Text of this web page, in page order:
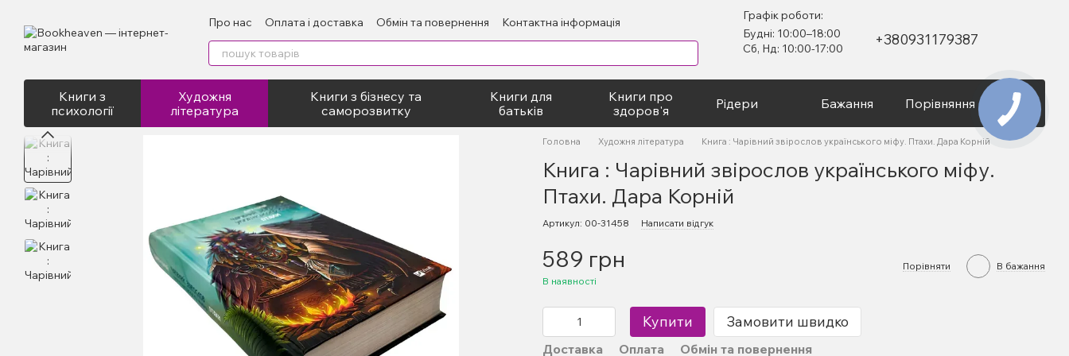
Про нас Оплата і доставка Обмін та повернення
Контактна інформація
Відгуки про магазин
Публічний договір
Графік роботи:
Будні: 10:00–18:00
Сб, Нд: 10:00-17:00
+380931179387
Книги з
психології
Художня
література
Книги з бізнесу та
саморозвитку
Книги для
батьків
Книги про
здоров'я
Рідери Бажання Порівняння Вхід
Головна Художня література Книга : Чарівний звірослов українського міфу. Птахи. Дара Корній
Книга : Чарівний звірослов українського міфу.
Птахи. Дара Корній
Артикул: 00-31458 Написати відгук
589 грн
В наявності
Порівняти В бажання
Купити Замовити швидко
Доставка Оплата Обмін та повернення